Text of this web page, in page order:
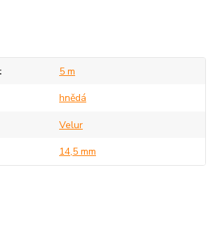
5 m
hnědá
Velur
14,5 mm